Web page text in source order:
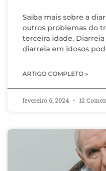
Saiba mais sobre a
outros problemas do
terceira idade.
diarreia em idosos
ARTIGO COMPLETO »
fevereiro 6, 2024 12